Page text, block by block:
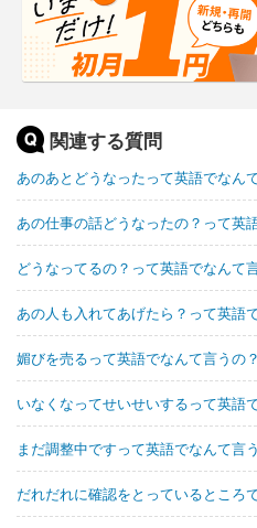
関連する質問
あのあとどうなったって英語でなん
あの仕事の話どうなったの？って英
どうなってるの？って英語でなんて
あの人も入れてあげたら？って英語
媚びを売るって英語でなんて言うの？
いなくなってせいせいするって英語
まだ調整中ですって英語でなんて言
だれだれに確認をとっているところ